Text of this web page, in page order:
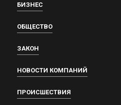
БИЗНЕС
ОБЩЕСТВО
ЗАКОН
НОВОСТИ КОМПАНИЙ
ПРОИСШЕСТВИЯ